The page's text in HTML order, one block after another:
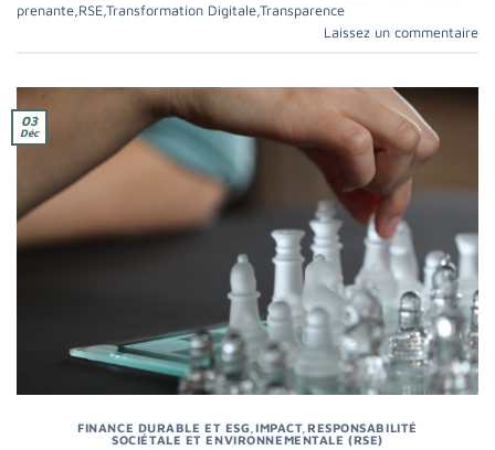
prenante RSE Transformation Digitale Transparence
Laissez un commentaire
03
Déc
FINANCE DURABLE ET ESG ,IMPACT, RESPONSABILITÉ
SOCIÉTALE ET ENVIRONNEMENTALE (RSE)